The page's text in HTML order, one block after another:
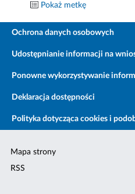
Pokaż metkę
Ochrona danych osobowych
Udostępnianie informacji na
Ponowne wykorzystywanie
Deklaracja dostępności
Polityka dotycząca cookies i
Mapa strony
RSS